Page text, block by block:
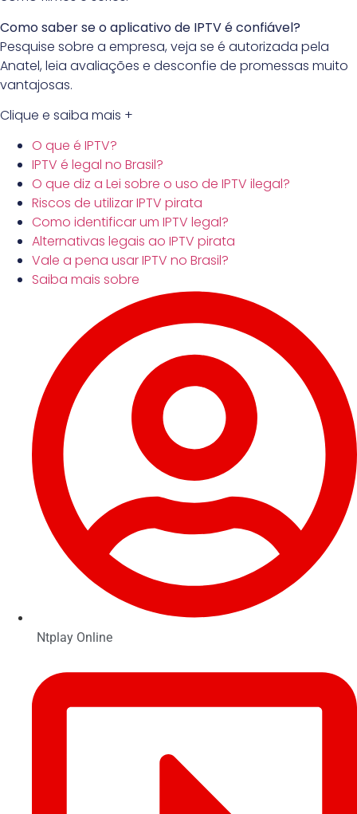
Como saber se o aplicativo de IPTV é confiável?
Pesquise sobre a empresa, veja se é autorizada pela
Anatel, leia avaliações e desconfie de promessas muito
vantajosas.
Clique e saiba mais +
O que é IPTV?
IPTV é legal no Brasil?
O que diz a Lei sobre o uso de IPTV ilegal?
Riscos de utilizar IPTV pirata
Como identificar um IPTV legal?
Alternativas legais ao IPTV pirata
Vale a pena usar IPTV no Brasil?
Saiba mais sobre
Ntplay Online